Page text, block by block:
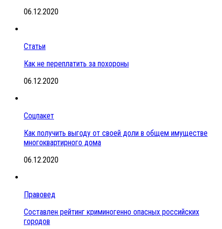
06.12.2020
Статьи
Как не переплатить за похороны
06.12.2020
Соцпакет
Как получить выгоду от своей доли в общем имуществе
многоквартирного дома
06.12.2020
Правовед
Составлен рейтинг криминогенно опасных российских
городов